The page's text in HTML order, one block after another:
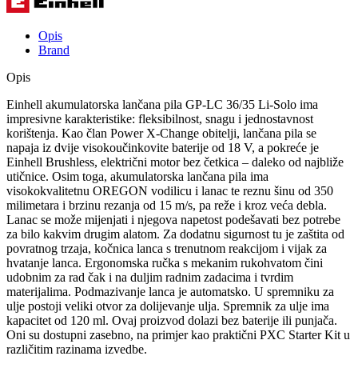
Opis
Brand
Opis
Einhell akumulatorska lančana pila GP-LC 36/35 Li-Solo ima
impresivne karakteristike: fleksibilnost, snagu i jednostavnost
korištenja. Kao član Power X-Change obitelji, lančana pila se
napaja iz dvije visokoučinkovite baterije od 18 V, a pokreće je
Einhell Brushless, električni motor bez četkica – daleko od najbliže
utičnice. Osim toga, akumulatorska lančana pila ima
visokokvalitetnu OREGON vodilicu i lanac te reznu šinu od 350
milimetara i brzinu rezanja od 15 m/s, pa reže i kroz veća debla.
Lanac se može mijenjati i njegova napetost podešavati bez potrebe
za bilo kakvim drugim alatom. Za dodatnu sigurnost tu je zaštita od
povratnog trzaja, kočnica lanca s trenutnom reakcijom i vijak za
hvatanje lanca. Ergonomska ručka s mekanim rukohvatom čini
udobnim za rad čak i na duljim radnim zadacima i tvrdim
materijalima. Podmazivanje lanca je automatsko. U spremniku za
ulje postoji veliki otvor za dolijevanje ulja. Spremnik za ulje ima
kapacitet od 120 ml. Ovaj proizvod dolazi bez baterije ili punjača.
Oni su dostupni zasebno, na primjer kao praktični PXC Starter Kit u
različitim razinama izvedbe.